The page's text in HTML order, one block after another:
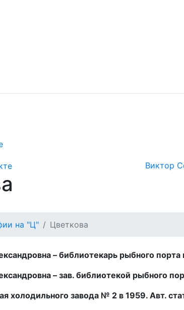
Виктор
на "Ц" Цветкова
– библиотекарь рыбного
– зав. библиотекой рыбного
холодильного завода № 2 в 1959. Авт.